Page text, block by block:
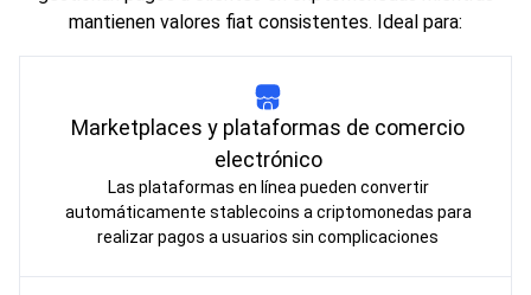
mantienen valores fiat consistentes. Ideal para:
Marketplaces y plataformas de comercio
electrónico
Las plataformas en línea pueden convertir
automáticamente stablecoins a criptomonedas para
realizar pagos a usuarios sin complicaciones